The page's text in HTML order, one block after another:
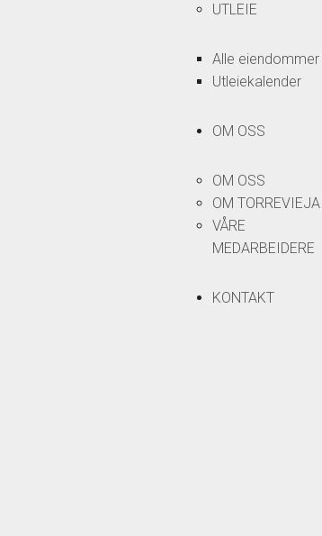
UTLEIE
Alle eiendommer
Utleiekalender
OM OSS
OM OSS
OM TORREVIEJA
VÅRE
MEDARBEIDERE
KONTAKT